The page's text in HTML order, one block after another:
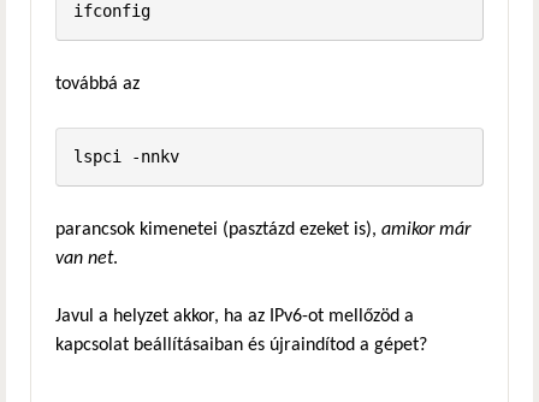
ifconfig
továbbá az
lspci -nnkv
parancsok kimenetei (pasztázd ezeket is), amikor már
van net.
Javul a helyzet akkor, ha az IPv6-ot mellőzöd a
kapcsolat beállításaiban és újraindítod a gépet?